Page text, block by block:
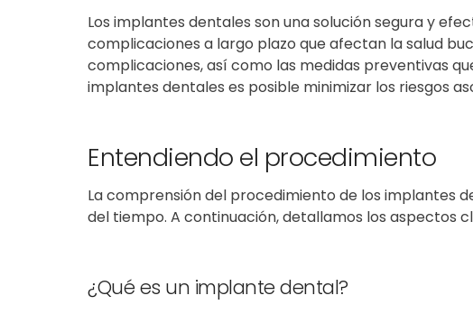
Los implantes dentales son unasolución segura y
complicaciones a largo plazo que afectan la salud
complicaciones, así como las medidas preventivas
implantes dentales es posible minimizar los riesgos
Entendiendo el procedimiento
La comprensión del procedimiento de los implantes
del tiempo. A continuación, detallamos los aspectos
¿Qué es un implante dental?